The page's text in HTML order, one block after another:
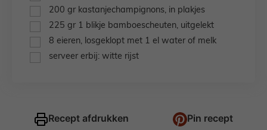
▢
200 gr kastanjechampignons, in plakjes
▢
225 gr 1 blikje bamboescheuten, uitgelekt
▢
8 eieren, losgeklopt met 1 el water of melk
▢
serveer erbij: witte rijst
Recept afdrukken Pin recept